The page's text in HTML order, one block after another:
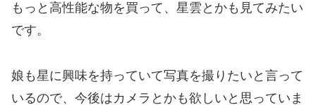
もっと高性能な物を買って、星雲とかも見てみたい
です。
娘も星に興味を持っていて写真を撮りたいと言って
いるので、今後はカメラとかも欲しいと思っていま